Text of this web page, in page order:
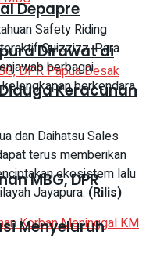
Dirawat di
Keracunan
Depapre
MBG, DPR
Menyeluruh
Safety Riding
Quizzizz. Para
berbagai
berkendara,
dan Daihatsu Sales
terus memberikan
ekosistem lalu
Jayapura.(Rilis)